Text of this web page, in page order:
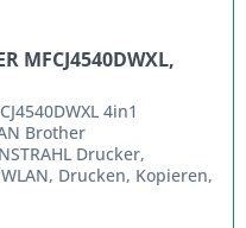
MFCJ4540DWXL,
4in1
Brother
Drucker,
Drucken, Kopieren,